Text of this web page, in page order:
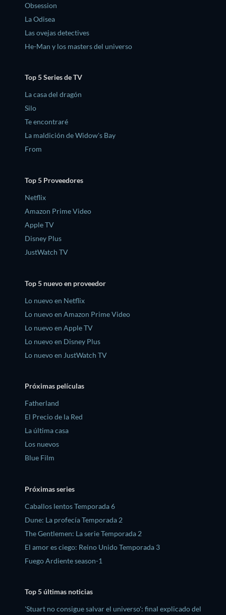
Obsession
La Odisea
Las ovejas detectives
He-Man y los masters del universo
Top 5 Series de TV
La casa del dragón
Silo
Te encontraré
La maldición de Widow's Bay
From
Top 5 Proveedores
Netflix
Amazon Prime Video
Apple TV
Disney Plus
JustWatch TV
Top 5 nuevo en proveedor
Lo nuevo en Netflix
Lo nuevo en Amazon Prime Video
Lo nuevo en Apple TV
Lo nuevo en Disney Plus
Lo nuevo en JustWatch TV
Próximas películas
Fatherland
El Precio de la Red
La última casa
Los nuevos
Blue Film
Próximas series
Caballos lentos Temporada 6
Dune: La profecía Temporada 2
The Gentlemen: La serie Temporada 2
El amor es ciego: Reino Unido Temporada 3
Fuego Ardiente season-1
Top 5 últimas noticias
'Stuart no consigue salvar el universo': final explicado del